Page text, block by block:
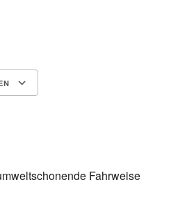
Fahrweise